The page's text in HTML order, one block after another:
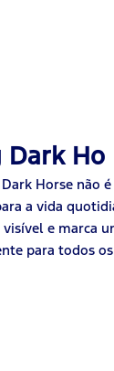
Ho
Horse não é
a vida
e marca
para todos